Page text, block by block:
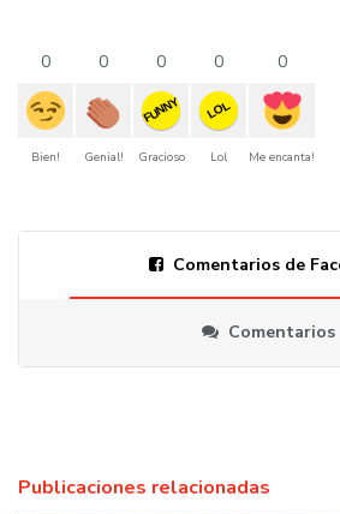
0
Bien!
0
Genial!
0
FUNNY
Gracioso
0
LOL
Lol
0
Me encanta!
Comentarios de
Comentarios
Publicaciones relacionadas